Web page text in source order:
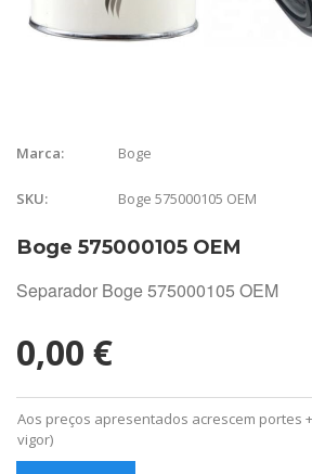
Marca: Boge
SKU: Boge 575000105 OEM
Boge 575000105 OEM
Separador Boge 575000105 OEM
0,00 €
Aos preços apresentados acrescem portes
vigor)